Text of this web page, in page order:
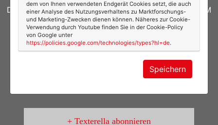
DATENSCHUTZERKLÄRUNG|COOKIES|IMPRESSUM
© 2026texterella.de| Susanne Ackstaller
Site byblogwork.deundSibylle Zimmermann, hz-
Texterella abonnieren
dem von Ihnen verwendeten Endgerät Cookies setzt, die auch
einer Analyse des Nutzungsverhaltens zu Marktforschungs-
und Marketing-Zwecken dienen können. Näheres zur Cookie-
Verwendung durch Youtube finden Sie in der Cookie-Policy
von Google unter
https://policies.google.com/technologies/types?hl=de.
Speichern